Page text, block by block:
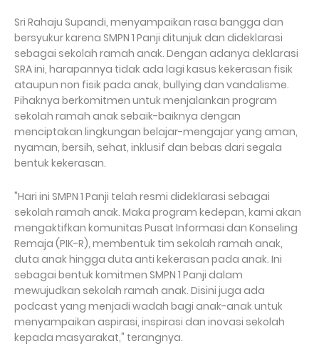
Sri Rahaju Supandi, menyampaikan rasa bangga dan
bersyukur karena SMPN 1 Panji ditunjuk dan dideklarasi
sebagai sekolah ramah anak. Dengan adanya deklarasi
SRA ini, harapannya tidak ada lagi kasus kekerasan fisik
ataupun non fisik pada anak, bullying dan vandalisme.
Pihaknya berkomitmen untuk menjalankan program
sekolah ramah anak sebaik-baiknya dengan
menciptakan lingkungan belajar-mengajar yang aman,
nyaman, bersih, sehat, inklusif dan bebas dari segala
bentuk kekerasan.
"Hari ini SMPN 1 Panji telah resmi dideklarasi sebagai
sekolah ramah anak. Maka program kedepan, kami akan
mengaktifkan komunitas Pusat Informasi dan Konseling
Remaja (PIK-R), membentuk tim sekolah ramah anak,
duta anak hingga duta anti kekerasan pada anak. Ini
sebagai bentuk komitmen SMPN 1 Panji dalam
mewujudkan sekolah ramah anak. Disini juga ada
podcast yang menjadi wadah bagi anak-anak untuk
menyampaikan aspirasi, inspirasi dan inovasi sekolah
kepada masyarakat," terangnya.